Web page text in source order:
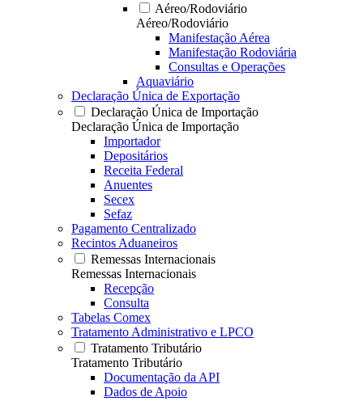
Aéreo/Rodoviário
Aéreo/Rodoviário
Manifestação Aérea
Manifestação Rodoviária
Consultas e Operações
Aquaviário
Declaração Única de Exportação
Declaração Única de Importação
Declaração Única de Importação
Importador
Depositários
Receita Federal
Anuentes
Secex
Sefaz
Pagamento Centralizado
Recintos Aduaneiros
Remessas Internacionais
Remessas Internacionais
Recepção
Consulta
Tabelas Comex
Tratamento Administrativo e LPCO
Tratamento Tributário
Tratamento Tributário
Documentação da API
Dados de Apoio